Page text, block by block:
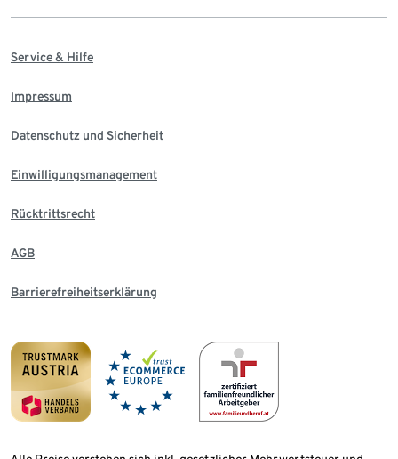
Service & Hilfe
Impressum
Datenschutz und Sicherheit
Einwilligungsmanagement
Rücktrittsrecht
AGB
Barrierefreiheitserklärung